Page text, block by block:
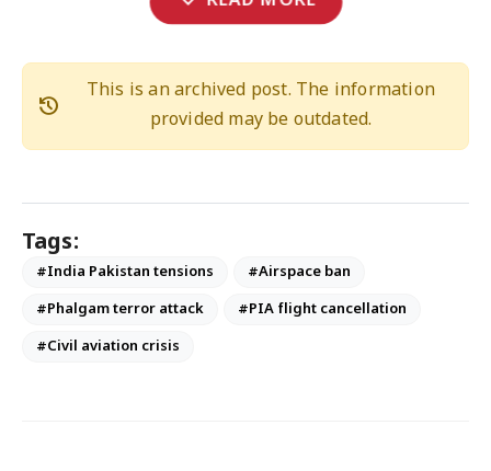
history
This is an archived post. The information
provided may be outdated.
Tags:
#India Pakistan tensions
#Airspace ban
#Phalgam terror attack
#PIA flight cancellation
#Civil aviation crisis